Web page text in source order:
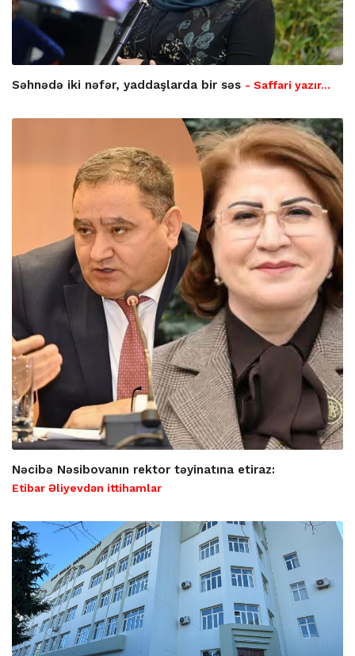
Səhnədə iki nəfər, yaddaşlarda bir səs - Saffari yazır…
Nəcibə Nəsibovanın rektor təyinatına etiraz:
Etibar Əliyevdən ittihamlar